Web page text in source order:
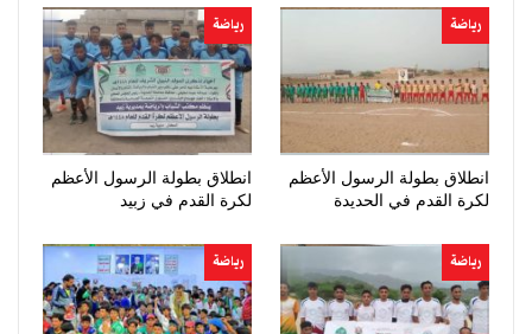
رياضة
انطلاق بطولة الرسول الأعظم
لكرة القدم في الحديدة
رياضة
انطلاق بطولة الرسول الأعظم
لكرة القدم في زبيد
رياضة رياضة